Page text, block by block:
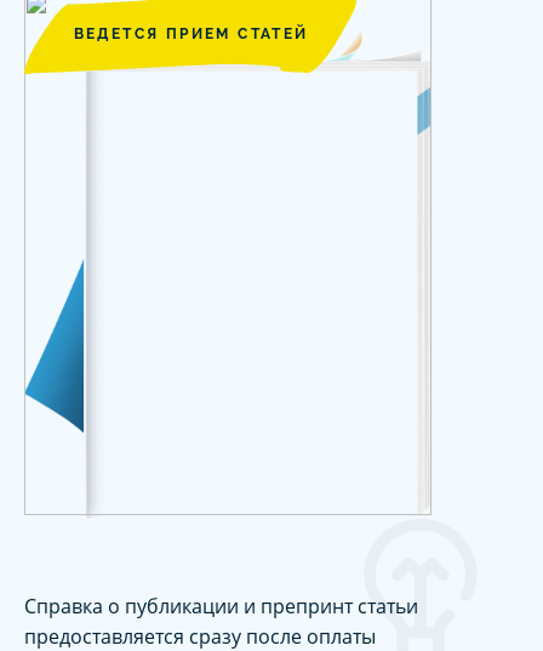
ВЕДЕТСЯ ПРИЕМ СТАТЕЙ
Справка о публикации и препринт статьи
предоставляется сразу после оплаты